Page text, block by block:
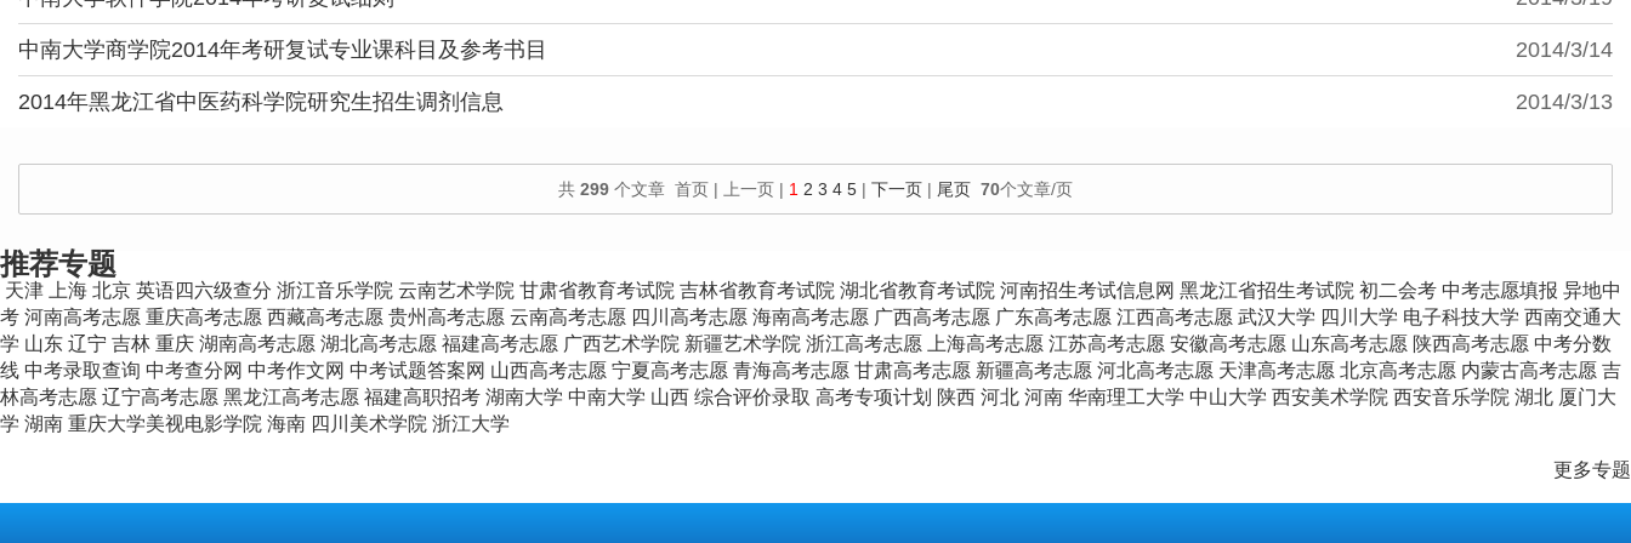
2014/3/14
中南大学商学院2014年考研复试专业课科目及参考书目
2014/3/13
2014年黑龙江省中医药科学院研究生招生调剂信息
共 299 个文章 首页 | 上一页 | 1 2 3 4 5 | 下一页 | 尾页 70个文章/页
推荐专题
天津 上海 北京 英语四六级查分 浙江音乐学院 云南艺术学院 甘肃省教育考试院 吉林省教育考试院 湖北省教育考试院 河南招生考试信息网 黑龙江省招生考试院 初二会考 中考志愿填报 异地中
考 河南高考志愿 重庆高考志愿 西藏高考志愿 贵州高考志愿 云南高考志愿 四川高考志愿 海南高考志愿 广西高考志愿 广东高考志愿 江西高考志愿 武汉大学 四川大学 电子科技大学 西南交通大
学 山东 辽宁 吉林 重庆 湖南高考志愿 湖北高考志愿 福建高考志愿 广西艺术学院 新疆艺术学院 浙江高考志愿 上海高考志愿 江苏高考志愿 安徽高考志愿 山东高考志愿 陕西高考志愿 中考分数
线 中考录取查询 中考查分网 中考作文网 中考试题答案网 山西高考志愿 宁夏高考志愿 青海高考志愿 甘肃高考志愿 新疆高考志愿 河北高考志愿 天津高考志愿 北京高考志愿 内蒙古高考志愿 吉
林高考志愿 辽宁高考志愿 黑龙江高考志愿 福建高职招考 湖南大学 中南大学 山西 综合评价录取 高考专项计划 陕西 河北 河南 华南理工大学 中山大学 西安美术学院 西安音乐学院 湖北 厦门大
学 湖南 重庆大学美视电影学院 海南 四川美术学院 浙江大学
更多专题